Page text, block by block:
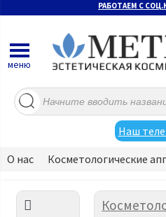
РАБОТАЕМ С
Поиск
товаров
Наш
меню
О нас Косметологические